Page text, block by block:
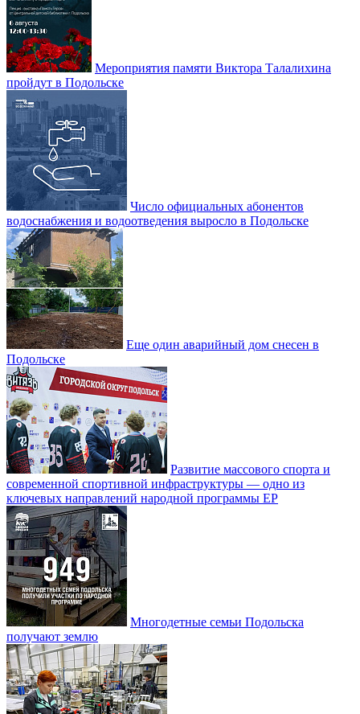
Мероприятия памяти Виктора Талалихина
пройдут в Подольске
Число официальных абонентов
водоснабжения и водоотведения выросло в Подольске
Еще один аварийный дом снесен в
Подольске
Развитие массового спорта и
современной спортивной инфраструктуры — одно из
ключевых направлений народной программы ЕР
Многодетные семьи Подольска
получают землю